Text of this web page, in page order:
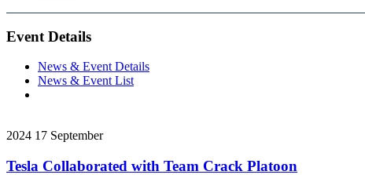
Event Details
News & Event Details
News & Event List
2024 17 September
Tesla Collaborated with Team Crack Platoon